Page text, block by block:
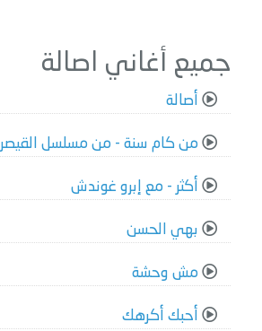
جميع أغاني اصالة
أصالة
من كام سنة - من مسلسل القيصر
أكثر - مع إبرو غوندش
بهي الحسن
مش وحشة
أحبك أكرهك